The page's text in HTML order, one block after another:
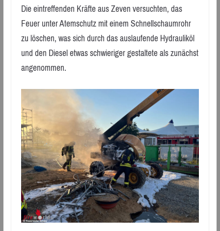
Die eintreffenden Kräfte aus Zeven versuchten, das
Feuer unter Atemschutz mit einem Schnellschaumrohr
zu löschen, was sich durch das auslaufende Hydrauliköl
und den Diesel etwas schwieriger gestaltete als zunächst
angenommen.